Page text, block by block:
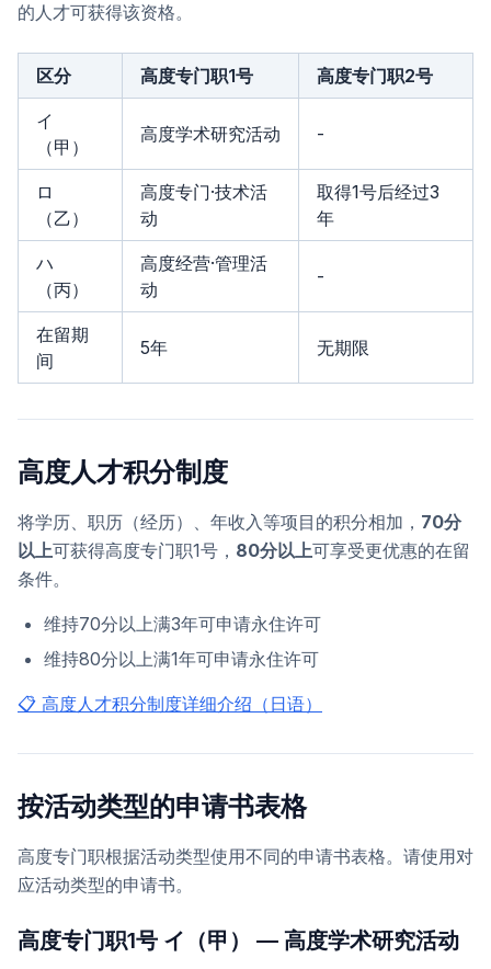
的人才可获得该资格。
区分 高度专门职1号 高度专门职2号
イ
（甲）
高度学术研究活动 -
ロ
（乙）
高度专门·技术活
动
取得1号后经过3
年
ハ
（丙）
高度经营·管理活
动
-
在留期
间
5年 无期限
高度人才积分制度
将学历、职历（经历）、年收入等项目的积分相加， 70分
以上可获得高度专门职1号， 80分以上可享受更优惠的在留
条件。
维持70分以上满3年可申请永住许可
维持80分以上满1年可申请永住许可
📋 高度人才积分制度详细介绍（日语）
按活动类型的申请书表格
高度专门职根据活动类型使用不同的申请书表格。请使用对
应活动类型的申请书。
高度专门职1号 イ（甲） — 高度学术研究活动